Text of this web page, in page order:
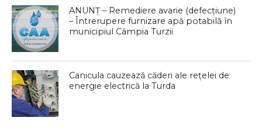
ANUNȚ – Remediere avarie (defecțiune)
– Întrerupere furnizare apă potabilă în
municipiul Câmpia Turzii
Canicula cauzează căderi ale rețelei de
energie electrică la Turda